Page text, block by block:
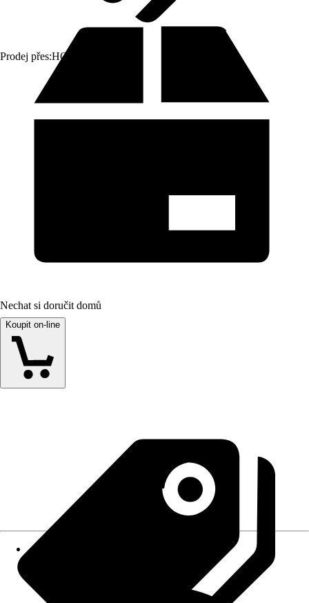
Prodej přes:HORNBACH
Nechat si doručit domů
Koupit on-line